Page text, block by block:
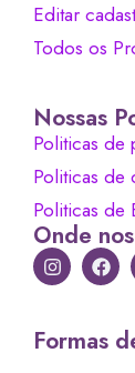
Editar
Todos os
Nossas
Politicas de
Politicas de
Politicas de
Onde
Formas